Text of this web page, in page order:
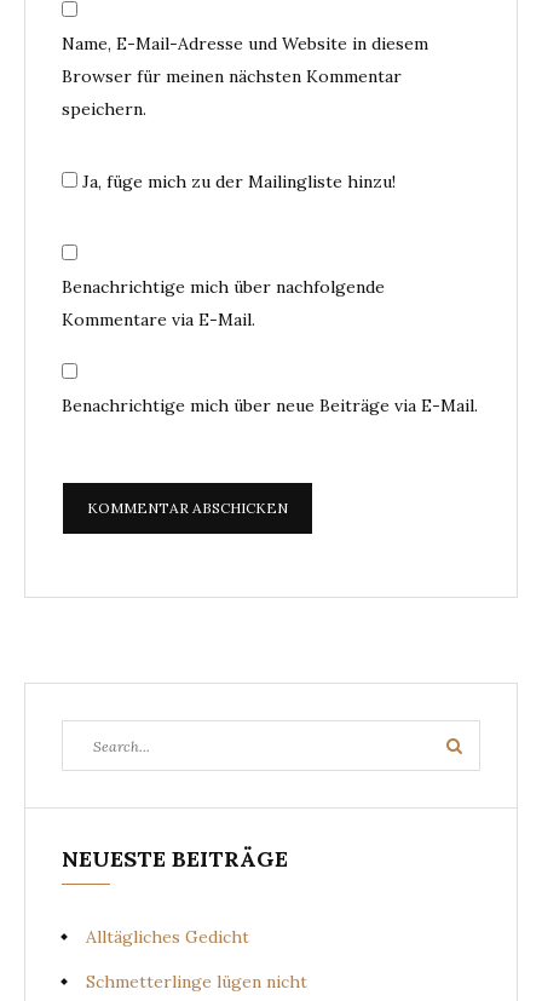
Name, E-Mail-Adresse und Website in diesem
Browser für meinen nächsten Kommentar
speichern.
Ja, füge mich zu der Mailingliste hinzu!
Benachrichtige mich über nachfolgende
Kommentare via E-Mail.
Benachrichtige mich über neue Beiträge via E-Mail.
for:
Search
NEUESTE BEITRÄGE
Alltägliches Gedicht
Schmetterlinge lügen nicht